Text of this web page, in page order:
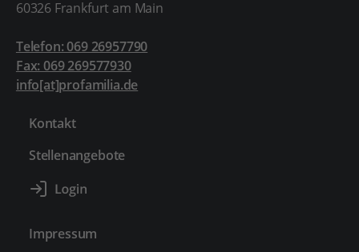
60326 Frankfurt am Main
Telefon: 069 26957790
Fax: 069 269577930
info[at]profamilia.de
Kontakt
Stellenangebote
Impressum